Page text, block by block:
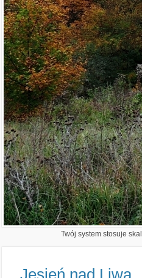
Twój system stosuje
Jesień nad Liwą